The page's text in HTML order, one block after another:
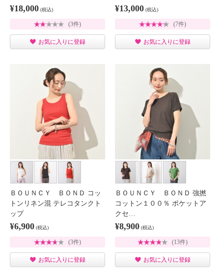
¥18,000 (税込)
(3件)
お気に入りに登録
¥13,000 (税込)
(7件)
お気に入りに登録
ＢＯＵＮＣＹ ＢＯＮＤ コッ
トンリネン混 テレコタンクト
ップ
¥6,900 (税込)
(3件)
お気に入りに登録
ＢＯＵＮＣＹ ＢＯＮＤ 強撚
コットン１００％ ポケットア
クセ…
¥8,900 (税込)
(13件)
お気に入りに登録